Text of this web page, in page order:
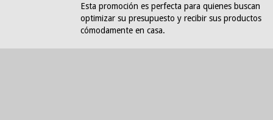
Esta promoción es perfecta para quienes buscan
optimizar su presupuesto y recibir sus productos
cómodamente en casa.